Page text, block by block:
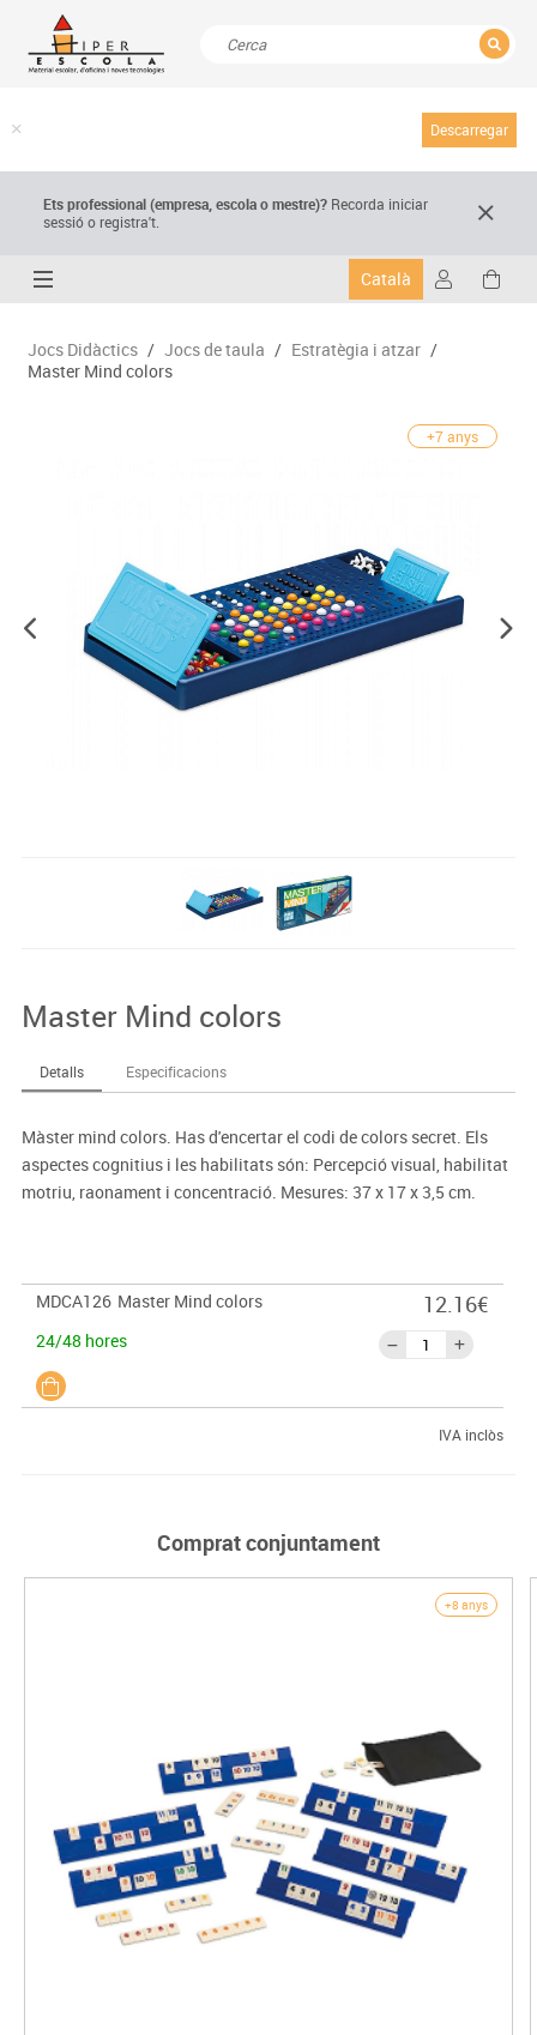
Descarregar
Ets professional (empresa,escola o mestre)? Recorda iniciar
sessió o registra't.
Català
Jocs Didàctics / Jocs de taula / Estratègia i atzar /
Master Mind colors
+7 anys
Master Mind colors
Detalls Especificacions
Màster mind colors. Has d'encertar el codi de colors secret. Els
aspectes cognitius i les habilitats són: Percepció visual, habilitat
motriu, raonament i concentració. Mesures: 37 x 17 x 3,5 cm.
MDCA126 Master Mind colors
24/48 hores
12.16€
IVA inclòs
Comprat conjuntament
+8 anys